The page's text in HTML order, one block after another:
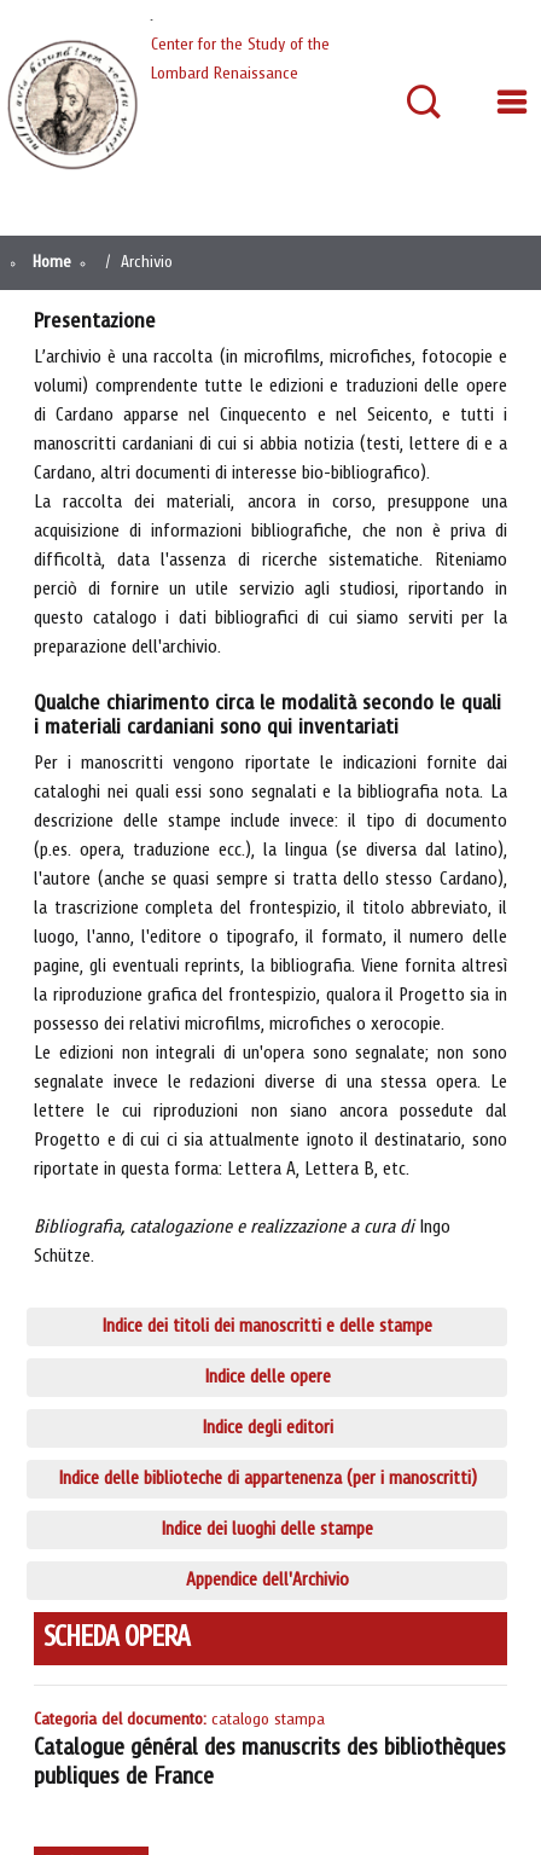
Center for the Study of the
Lombard Renaissance
Home Archivio
Presentazione
L’archivio è una raccolta (in microfilms, microfiches, fotocopie e
volumi) comprendente tutte le edizioni e traduzioni delle opere
di Cardano apparse nel Cinquecento e nel Seicento, e tutti i
manoscritti cardaniani di cui si abbia notizia (testi, lettere di e a
Cardano, altri documenti di interesse bio-bibliografico).
La raccolta dei materiali, ancora in corso, presuppone una
acquisizione di informazioni bibliografiche, che non è priva di
difficoltà, data l'assenza di ricerche sistematiche. Riteniamo
perciò di fornire un utile servizio agli studiosi, riportando in
questo catalogo i dati bibliografici di cui siamo serviti per la
preparazione dell'archivio.
Qualche chiarimento circa le modalità secondo le quali
i materiali cardaniani sono qui inventariati
Per i manoscritti vengono riportate le indicazioni fornite dai
cataloghi nei quali essi sono segnalati e la bibliografia nota. La
descrizione delle stampe include invece: il tipo di documento
(p.es. opera, traduzione ecc.), la lingua (se diversa dal latino),
l'autore (anche se quasi sempre si tratta dello stesso Cardano),
la trascrizione completa del frontespizio, il titolo abbreviato, il
luogo, l'anno, l'editore o tipografo, il formato, il numero delle
pagine, gli eventuali reprints, la bibliografia. Viene fornita altresì
la riproduzione grafica del frontespizio, qualora il Progetto sia in
possesso dei relativi microfilms, microfiches o xerocopie.
Le edizioni non integrali di un'opera sono segnalate; non sono
segnalate invece le redazioni diverse di una stessa opera. Le
lettere le cui riproduzioni non siano ancora possedute dal
Progetto e di cui ci sia attualmente ignoto il destinatario, sono
riportate in questa forma: Lettera A, Lettera B, etc.
Bibliografia, catalogazione e realizzazione a cura diIngo
Schütze.
Indice dei titoli dei manoscritti e delle stampe
Indice delle opere
Indice degli editori
Indice delle biblioteche di appartenenza (per i manoscritti)
Indice dei luoghi delle stampe
Appendice dell'Archivio
SCHEDA OPERA
Categoria del documento: catalogo stampa
Catalogue général des manuscrits des bibliothèques
publiques de France